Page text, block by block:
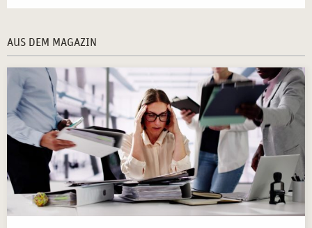
AUS DEM MAGAZIN